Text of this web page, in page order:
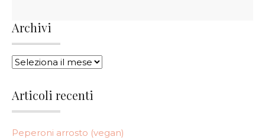
Archivi
ARCHIVI
Articoli recenti
Peperoni arrosto (vegan)